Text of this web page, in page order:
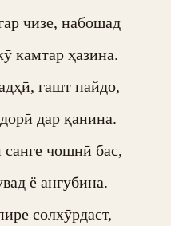
чизе, набошад
камтар ҳазина.
гашт пайдо,
дар қанина.
чошнӣ бас,
ё ангубина.
солхӯрдаст,